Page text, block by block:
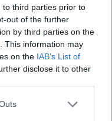
to third parties prior to
out of the further
by third parties on the
This information may
on the IAB’s List of
disclose it to other